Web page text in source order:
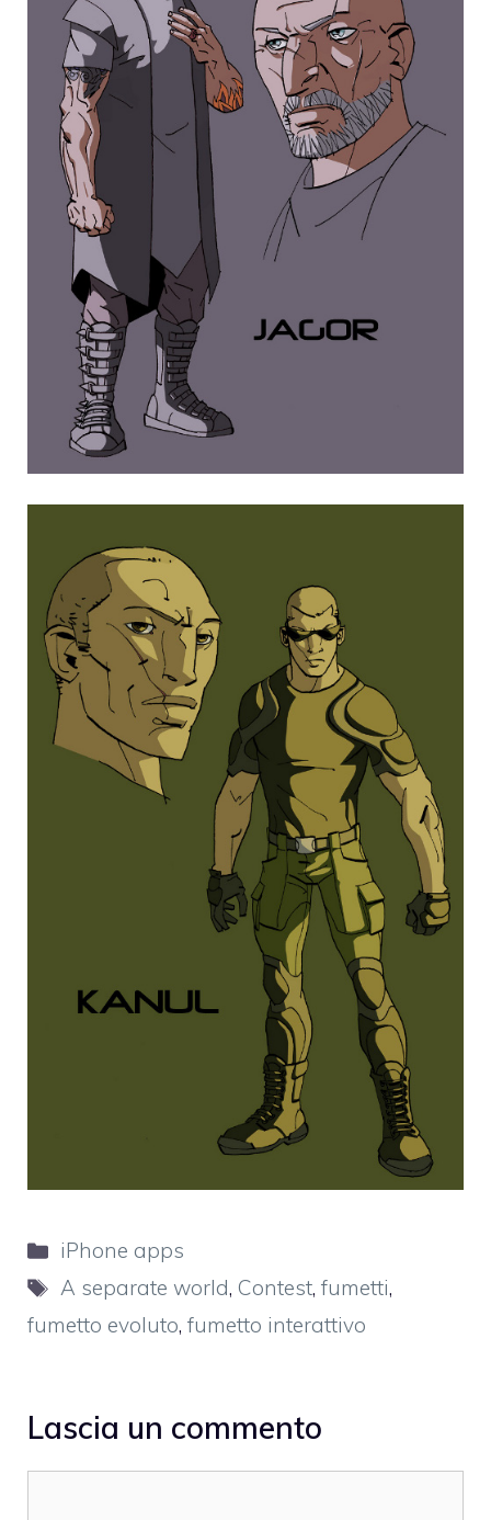
Categorie
iPhone apps
Tag
A separate world, Contest,fumetti,
fumetto evoluto, fumetto interattivo
Lascia un commento